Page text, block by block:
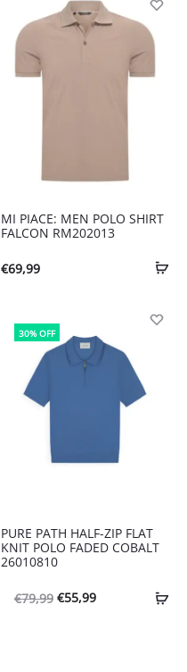
MI PIACE: MEN POLO SHIRT
FALCON RM202013
€69,99
30% OFF
PURE PATH HALF-ZIP FLAT
KNIT POLO FADED COBALT
26010810
€79,99 Oorspronkelijke
€55,99Huidige